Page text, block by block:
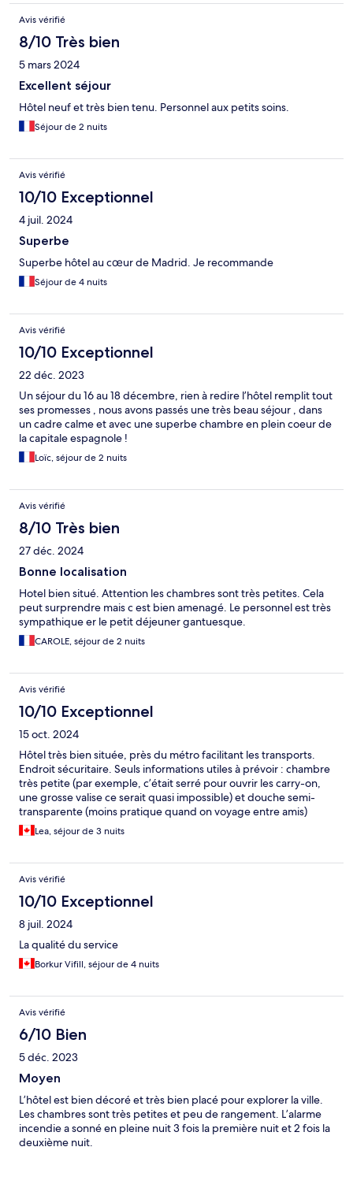
Avis vérifié
8/10 Très bien
5 mars 2024
Excellent séjour
Hôtel neuf et très bien tenu. Personnel aux petits soins.
Séjour de 2 nuits
Avis vérifié
10/10 Exceptionnel
4 juil. 2024
Superbe
Superbe hôtel au cœur de Madrid. Je recommande
Séjour de 4 nuits
Avis vérifié
10/10 Exceptionnel
22 déc. 2023
Un séjour du 16 au 18 décembre, rien à redire l’hôtel remplit tout
ses promesses , nous avons passés une très beau séjour , dans
un cadre calme et avec une superbe chambre en plein coeur de
la capitale espagnole !
Loïc, séjour de 2 nuits
Avis vérifié
8/10 Très bien
27 déc. 2024
Bonne localisation
Hotel bien situé. Attention les chambres sont très petites. Cela
peut surprendre mais c est bien amenagé. Le personnel est très
sympathique er le petit déjeuner gantuesque.
CAROLE, séjour de 2 nuits
Avis vérifié
10/10 Exceptionnel
15 oct. 2024
Hôtel très bien située, près du métro facilitant les transports.
Endroit sécuritaire. Seuls informations utiles à prévoir : chambre
très petite (par exemple, c’était serré pour ouvrir les carry-on,
une grosse valise ce serait quasi impossible) et douche semi-
transparente (moins pratique quand on voyage entre amis)
Lea, séjour de 3 nuits
Avis vérifié
10/10 Exceptionnel
8 juil. 2024
La qualité du service
Borkur Vifill, séjour de 4 nuits
Avis vérifié
6/10 Bien
5 déc. 2023
Moyen
L’hôtel est bien décoré et très bien placé pour explorer la ville.
Les chambres sont très petites et peu de rangement. L’alarme
incendie a sonné en pleine nuit 3 fois la première nuit et 2 fois la
deuxième nuit.